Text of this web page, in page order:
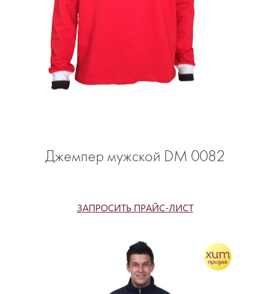
Джемпер мужской DM 0082
ЗАПРОСИТЬ ПРАЙС-ЛИСТ